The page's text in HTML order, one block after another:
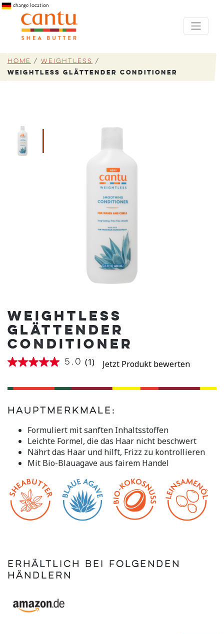
change location
Home / Weightless /
Weightless Glättender Conditioner
WEIGHTLESS
GLÄTTENDER
CONDITIONER
5.0
Sternen,
der
Bewertung.
Review.
Link
auf
derselben
5.0 (1) Jetzt Produkt bewerten
Hauptmerkmale:
Formuliert mit sanften Inhaltsstoffen
Leichte Formel, die das Haar nicht beschwert
Nährt das Haar und hilft, Frizz zu kontrollieren
Mit Bio-Blauagave aus fairem Handel
Erhältlich bei folgenden
Händlern